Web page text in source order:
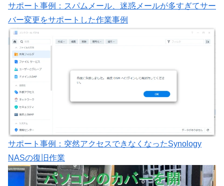
サポート事例：スパムメール、迷惑メールが多すぎてサー
バー変更をサポートした作業事例
サポート事例：突然アクセスできなくなったSynology
NASの復旧作業